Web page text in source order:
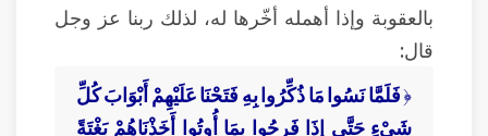
بالعقوبة وإذا أهمله أخّرها له، لذلك ربنا عز وجل
قال:
﴿فَلَمَّا نَسُوا مَا ذُكِّرُوا بِهِ فَتَحْنَا عَلَيْهِمْ أَبْوَابَ كُلِّ
شَيْءٍ حَتَّى إِذَا فَرِحُوا بِمَا أُوتُوا أَخَذْنَاهُمْ بَغْتَةً